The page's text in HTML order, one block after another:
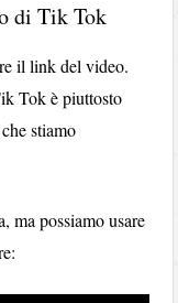
di Tik Tok
il link del video.
Tok è piuttosto
stiamo
ma possiamo usare